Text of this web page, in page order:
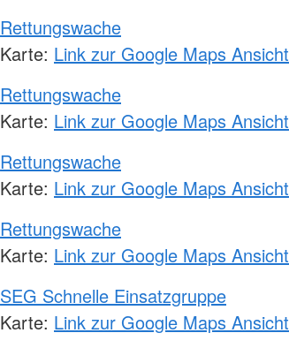
Rettungswache
Karte: Link zur Google Maps Ansicht
Rettungswache
Karte: Link zur Google Maps Ansicht
Rettungswache
Karte: Link zur Google Maps Ansicht
Rettungswache
Karte: Link zur Google Maps Ansicht
SEG Schnelle Einsatzgruppe
Karte: Link zur Google Maps Ansicht